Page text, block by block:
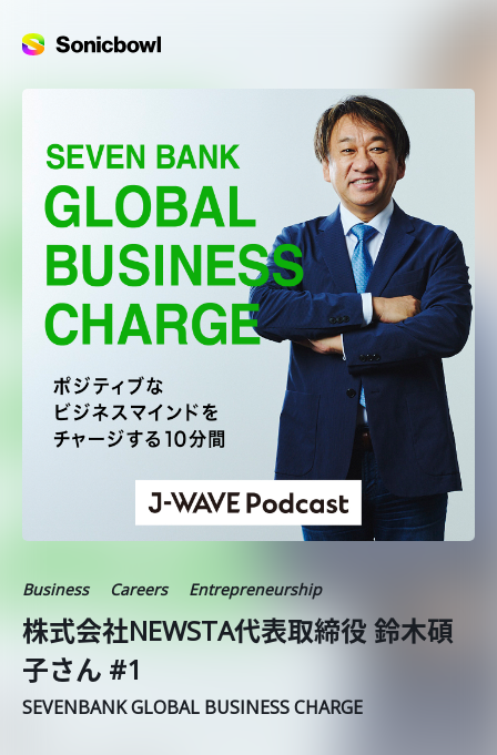
Business Careers Entrepreneurship
株式会社NEWSTA代表取締役 鈴木碩
子さん #1
SEVENBANK GLOBAL BUSINESS CHARGE